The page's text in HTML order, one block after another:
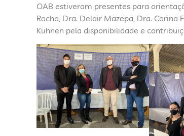
OAB estiveram presentes para
Rocha, Dra. Delair Mazepa, Dra. Carina
Kuhnen pela disponibilidade e